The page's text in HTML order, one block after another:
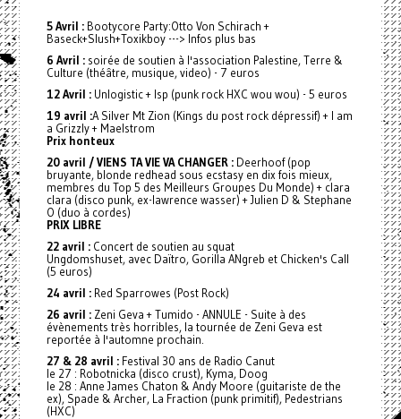
5 Avril :Bootycore Party:Otto Von Schirach +
Baseck+Slush+Toxikboy ---> Infos plus bas
6 Avril :soirée de soutien à l'association Palestine, Terre &
Culture (théâtre, musique, video) - 7 euros
12 Avril :Unlogistic + Isp (punk rock HXC wou wou) - 5 euros
19 avril :A Silver Mt Zion (Kings du post rock dépressif) + I am
a Grizzly + Maelstrom
Prix honteux
20 avril / VIENS TA VIE VA CHANGER :Deerhoof (pop
bruyante, blonde redhead sous ecstasy en dix fois mieux,
membres du Top 5 des Meilleurs Groupes Du Monde) + clara
clara (disco punk, ex-lawrence wasser) + Julien D & Stephane
O (duo à cordes)
PRIX LIBRE
22 avril :Concert de soutien au squat
Ungdomshuset, avec Daïtro, Gorilla ANgreb et Chicken's Call
(5 euros)
24 avril :Red Sparrowes (Post Rock)
26 avril :Zeni Geva + Tumido - ANNULE - Suite à des
évènements très horribles, la tournée de Zeni Geva est
reportée à l'automne prochain.
27 & 28 avril :Festival 30 ans de Radio Canut
le 27 : Robotnicka (disco crust), Kyma, Doog
le 28 : Anne James Chaton & Andy Moore (guitariste de the
ex), Spade & Archer, La Fraction (punk primitif), Pedestrians
(HXC)